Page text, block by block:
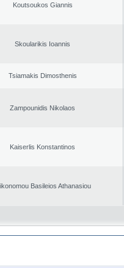
Koutsoukos Giannis
Skoularikis Ioannis
Tsiamakis Dimosthenis
Zampounidis Nikolaos
Kaiserlis Konstantinos
Basileios Athanasiou